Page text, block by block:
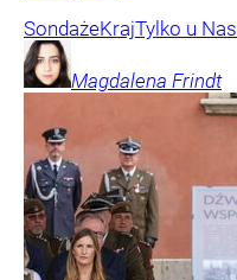
SondażeKrajTylko u Nas
Magdalena Frindt